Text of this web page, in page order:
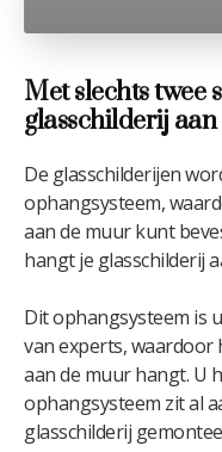
Met slechts twee
glasschilderij
De glasschilderijen
ophangsysteem,
aan de muur kunt
hangt je glasschilderij
Dit ophangsysteem is
van experts, waardoor
aan de muur hangt. U
ophangsysteem zit al
glasschilderij